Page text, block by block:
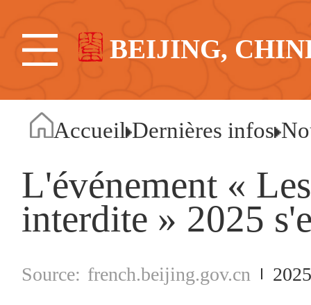
BEIJING,
Accueil Dernières infos
L'événement «
interdite » 2025
french.beijing.gov.cn